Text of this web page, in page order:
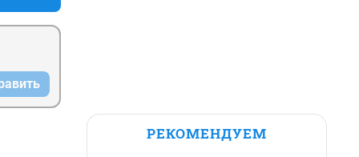
РЕКОМЕНДУЕМ